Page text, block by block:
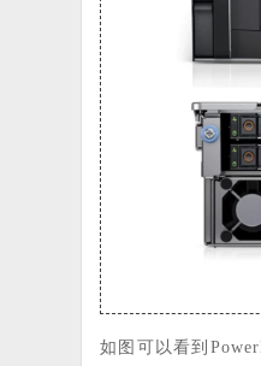
如图可以看到